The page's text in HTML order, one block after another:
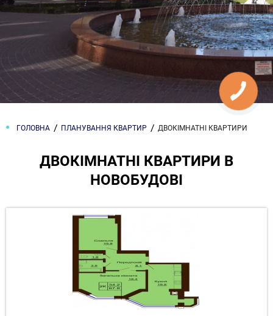
ГОЛОВНА ПЛАНУВАННЯ КВАРТИР ДВОКІМНАТНІ КВАРТИРИ
ДВОКІМНАТНІ КВАРТИРИ В
НОВОБУДОВІ